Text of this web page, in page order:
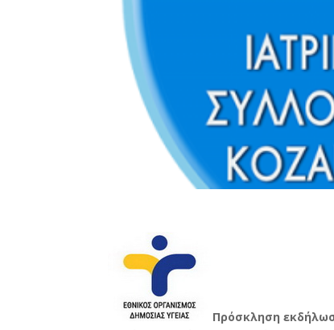
Πρόσκληση